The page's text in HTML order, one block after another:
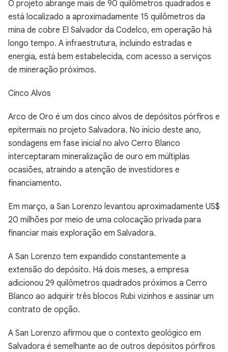
O projeto abrange mais de 90 quilômetros quadrados e
está localizado a aproximadamente 15 quilômetros da
mina de cobre El Salvador da Codelco, em operação há
longo tempo. A infraestrutura, incluindo estradas e
energia, está bem estabelecida, com acesso a serviços
de mineração próximos.
Cinco Alvos
Arco de Oro é um dos cinco alvos de depósitos pórfiros e
epitermais no projeto Salvadora. No início deste ano,
sondagens em fase inicial no alvo Cerro Blanco
interceptaram mineralização de ouro em múltiplas
ocasiões, atraindo a atenção de investidores e
financiamento.
Em março, a San Lorenzo levantou aproximadamente US$
20 milhões por meio de uma colocação privada para
financiar mais exploração em Salvadora.
A San Lorenzo tem expandido constantemente a
extensão do depósito. Há dois meses, a empresa
adicionou 29 quilômetros quadrados próximos a Cerro
Blanco ao adquirir três blocos Rubi vizinhos e assinar um
contrato de opção.
A San Lorenzo afirmou que o contexto geológico em
Salvadora é semelhante ao de outros depósitos pórfiros